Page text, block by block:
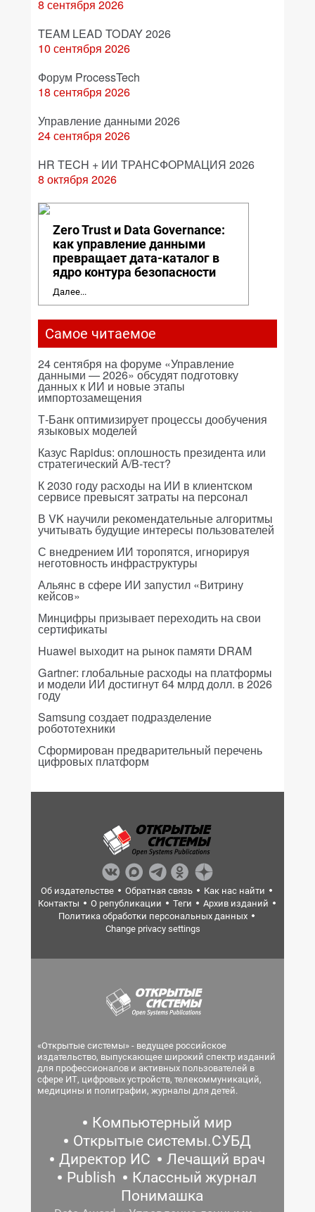
8 сентября 2026
TEAM LEAD TODAY 2026
10 сентября 2026
Форум ProcessTech
18 сентября 2026
Управление данными 2026
24 сентября 2026
HR TECH + ИИ ТРАНСФОРМАЦИЯ 2026
8 октября 2026
Zero Trust и Data Governance:
как управление данными
превращает дата-каталог в
ядро контура безопасности
Далее...
Самое читаемое
24 сентября на форуме «Управление
данными — 2026» обсудят подготовку
данных к ИИ и новые этапы
импортозамещения
Т-Банк оптимизирует процессы дообучения
языковых моделей
Казус Rapidus: оплошность президента или
стратегический A/B-тест?
К 2030 году расходы на ИИ в клиентском
сервисе превысят затраты на персонал
В VK научили рекомендательные алгоритмы
учитывать будущие интересы пользователей
С внедрением ИИ торопятся, игнорируя
неготовность инфраструктуры
Альянс в сфере ИИ запустил «Витрину
кейсов»
Минцифры призывает переходить на свои
сертификаты
Huawei выходит на рынок памяти DRAM
Gartner: глобальные расходы на платформы
и модели ИИ достигнут 64 млрд долл. в 2026
году
Samsung создает подразделение
робототехники
Сформирован предварительный перечень
цифровых платформ
Об издательстве Обратная связь
Как нас найти
Контакты
О републикации Теги
Архив изданий
Политика обработки персональных данных
Change privacy settings
«Открытые системы» - ведущее российское
издательство, выпускающее широкий спектр изданий
для профессионалов и активных пользователей в
сфере ИТ, цифровых устройств, телекоммуникаций,
медицины и полиграфии, журналы для детей.
Компьютерный мир
Открытые системы.СУБД
Директор ИС
Лечащий врач
Publish
Классный журнал
Понимашка